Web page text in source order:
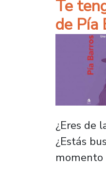
Te
de Pía
¿Eres de
¿Estás
momento